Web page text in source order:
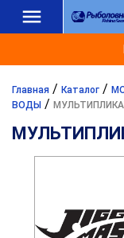
Главная / Каталог /
ВОДЫ /